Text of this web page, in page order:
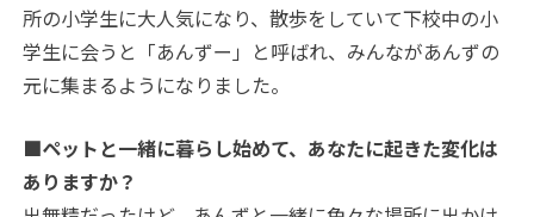
所の小学生に大人気になり、散歩をしていて下校中の小
学生に会うと「あんずー」と呼ばれ、みんながあんずの
元に集まるようになりました。
■ペットと一緒に暮らし始めて、あなたに起きた変化は
ありますか？